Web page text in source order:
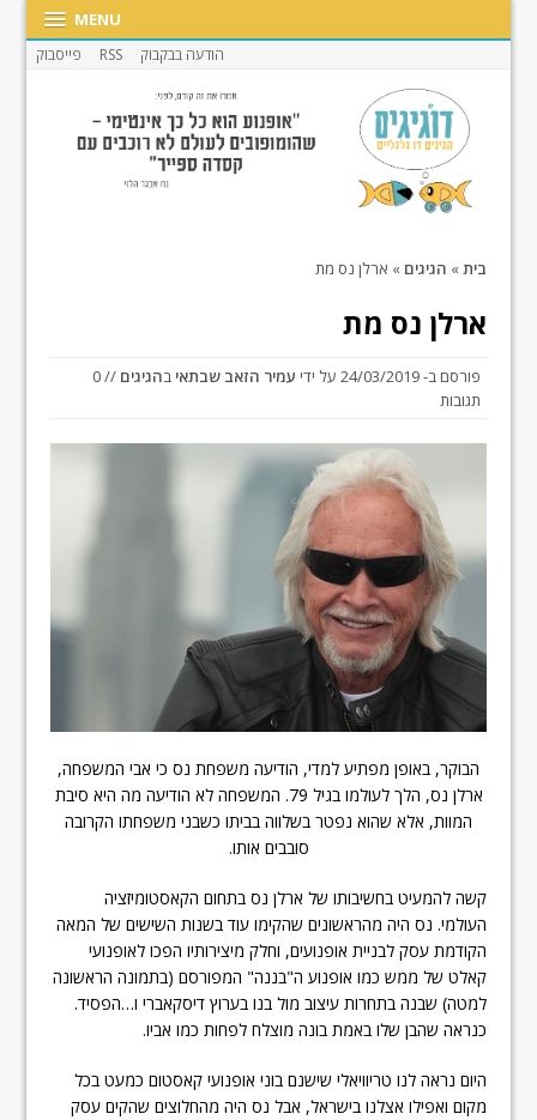
MENU
הודעה בבקבוק RSS פייסבוק
בית » הגיגים » ארלן נס מת
ארלן נס מת
פורסם ב-24/03/2019 על ידי עמיר הזאב שבתאי בהגיגים
// 0
תגובות
הבוקר, באופן מפתיע למדי, הודיעה משפחת נס כי אבי המשפחה,
ארלן נס, הלך לעולמו בגיל 79. המשפחה לא הודיעה מה היא סיבת
המוות, אלא שהוא נפטר בשלווה בביתו כשבני משפחתו הקרובה
סובבים אותו.
קשה להמעיט בחשיבותו של ארלן נס בתחום הקאסטומיזציה
העולמי. נס היה מהראשונים שהקימו עוד בשנות השישים של המאה
הקודמת עסק לבניית אופנועים, וחלק מיצירותיו הפכו לאופנועי
קאלט של ממש כמו אופנוע ה"בננה" המפורסם (בתמונה הראשונה
למטה) שבנה בתחרות עיצוב מול בנו בערוץ דיסקאברי ו…הפסיד.
כנראה שהבן שלו באמת בונה מוצלח לפחות כמו אביו.
היום נראה לנו טריוויאלי שישנם בוני אופנועי קאסטום כמעט בכל
מקום ואפילו אצלנו בישראל, אבל נס היה מהחלוצים שהקים עסק